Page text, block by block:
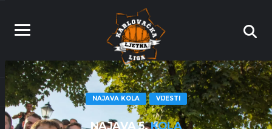
NAJAVA KOLA VIJESTI
NAJAVA 5.KOLA